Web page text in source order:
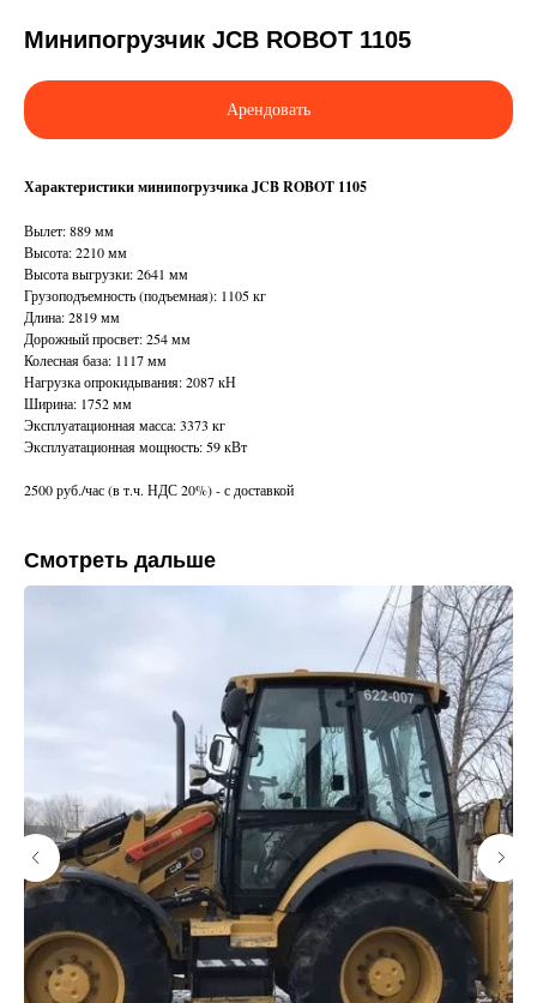
Минипогрузчик JCB ROBOT 1105
Арендовать
Характеристики минипогрузчика JCB ROBOT 1105
Вылет: 889 мм
Высота: 2210 мм
Высота выгрузки: 2641 мм
Грузоподъемность (подъемная): 1105 кг
Длина: 2819 мм
Дорожный просвет: 254 мм
Колесная база: 1117 мм
Нагрузка опрокидывания: 2087 кН
Ширина: 1752 мм
Эксплуатационная масса: 3373 кг
Эксплуатационная мощность: 59 кВт
2500 руб./час (в т.ч. НДС 20%) - с доставкой
Смотреть дальше